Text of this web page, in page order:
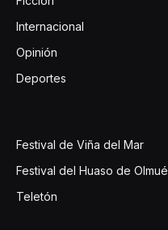
Internacional
Opinión
Deportes
Festival de Viña del Mar
Festival del Huaso de Olmué
Teletón